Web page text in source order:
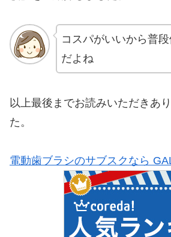
コスパがいいから普
だよね
以上最後までお読みいただきあ
た。
電動歯ブラシのサブスクなら